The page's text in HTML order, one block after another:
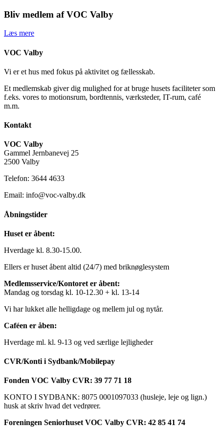
Bliv medlem af VOC Valby
Læs mere
VOC Valby
Vi er et hus med fokus på aktivitet og fællesskab.
Et medlemskab giver dig mulighed for at bruge husets faciliteter som
f.eks. vores to motionsrum, bordtennis, værksteder, IT-rum, café
m.m.
Kontakt
VOC Valby
Gammel Jernbanevej 25
2500 Valby
Telefon: 3644 4633
Email: info@voc-valby.dk
Åbningstider
Huset er åbent:
Hverdage kl. 8.30-15.00.
Ellers er huset åbent altid (24/7) med briknøglesystem
Medlemsservice/Kontoret er åbent:
Mandag og torsdag kl. 10-12.30 + kl. 13-14
Vi har lukket alle helligdage og mellem jul og nytår.
Caféen er åben:
Hverdage ml. kl. 9-13 og ved særlige lejligheder
CVR/Konti i Sydbank/Mobilepay
Fonden VOC Valby CVR: 39 77 71 18
KONTO I SYDBANK: 8075 0001097033 (husleje, leje og lign.)
husk at skriv hvad det vedrører.
Foreningen Seniorhuset VOC Valby CVR: 42 85 41 74